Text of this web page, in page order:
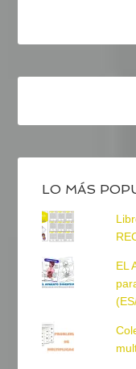
LO MÁS
EL